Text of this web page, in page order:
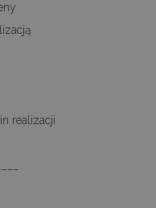
realizacji